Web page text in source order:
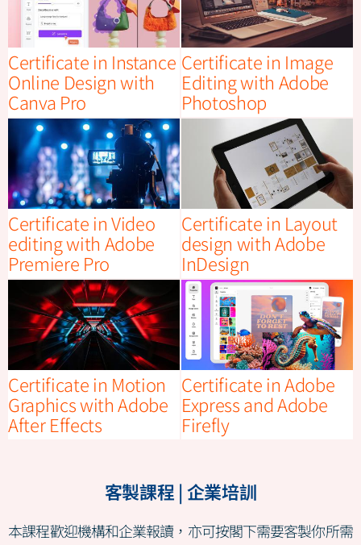
Certificate in Instance
Online Design with
Canva Pro
Certificate in Image
Editing with Adobe
Photoshop
Certificate in Video
editing with Adobe
Premiere Pro
Certificate in Layout
design with Adobe
InDesign
Certificate in Motion
Graphics with Adobe
After Effects
Certificate in Adobe
Express and Adobe
Firefly
客製課程 | 企業培訓
本課程歡迎機構和企業報讀，亦可按閣下需要客製你所需